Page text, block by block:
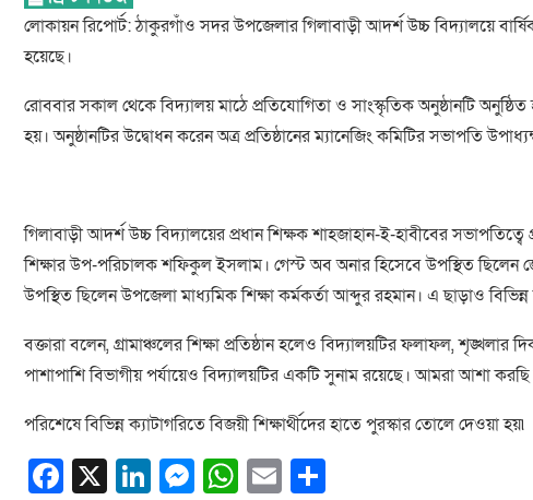
লোকায়ন রিপোর্ট: ঠাকুরগাঁও সদর উপজেলার গিলাবাড়ী আদর্শ উচ্চ বিদ্যালয়ে
হয়েছে।
রোববার সকাল থেকে বিদ্যালয় মাঠে প্রতিযোগিতা ও সাংস্কৃতিক অনুষ্ঠানটি
হয়। অনুষ্ঠানটির উদ্বোধন করেন অত্র প্রতিষ্ঠানের ম্যানেজিং কমিটির সভাপতি
গিলাবাড়ী আদর্শ উচ্চ বিদ্যালয়ের প্রধান শিক্ষক শাহজাহান-ই-হাবীবের
শিক্ষার উপ-পরিচালক শফিকুল ইসলাম। গেস্ট অব অনার হিসেবে উপস্থিত ছিলেন
উপস্থিত ছিলেন উপজেলা মাধ্যমিক শিক্ষা কর্মকর্তা আব্দুর রহমান। এ ছাড়াও বিভিন্ন
বক্তারা বলেন, গ্রামাঞ্চলের শিক্ষা প্রতিষ্ঠান হলেও বিদ্যালয়টির ফলাফল, শৃঙ্খলার
পাশাপাশি বিভাগীয় পর্যায়েও বিদ্যালয়টির একটি সুনাম রয়েছে। আমরা আশা
পরিশেষে বিভিন্ন ক্যাটাগরিতে বিজয়ী শিক্ষার্থীদের হাতে পুরস্কার তোলে দেওয়া হয়৷
Facebook
X LinkedIn
Messenger
WhatsApp
Email